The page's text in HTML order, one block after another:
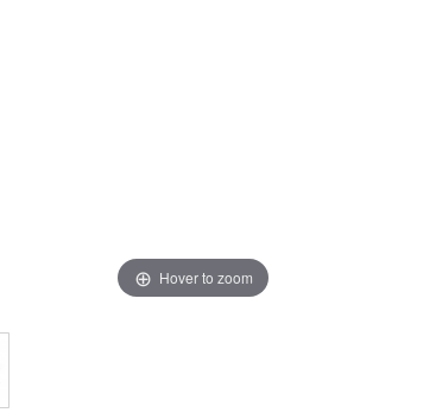
Hover to zoom